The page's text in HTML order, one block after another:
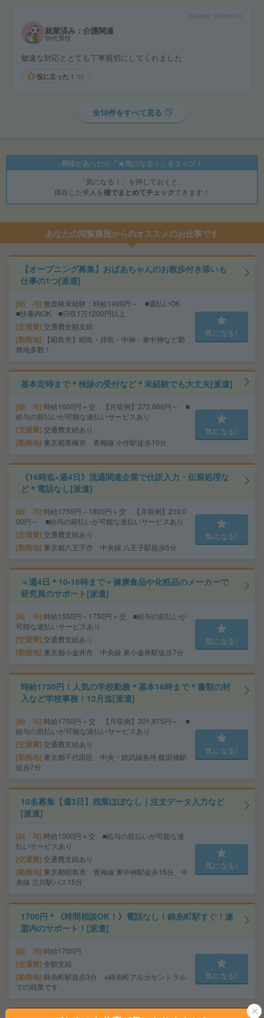
2024年07月
就業済み：介護関連
50代男性
敏速な対応ととても丁寧親切にしてくれました
役に立った！ 36
全10件をすべて見る
興味があったら「★気になる！」をタップ！
「気になる！」を押しておくと、
保存した求人を後でまとめてチェックできます！
あなたの閲覧履歴からのオススメのお仕事です
【オープニング募集】おばあちゃんのお散歩付き添いも
仕事の1つ[派遣]
給 与 無資格未経験：時給1400円～ ■週払いOK
■扶養内OK ■日収1万1200円以上
交通費 交通費全額支給
勤務地
【昭島市】昭島・拝島・中神・東中神など勤
務地多数！
気になる!
基本定時まで＊検診の受付など＊未経験でも大丈夫[派遣]
給 与 時給1600円＋交 【月収例】272,666円～ ■
給与の前払いが可能な速払いサービスあり
交通費 交通費支給あり
勤務地 東京都青梅市 青梅線 小作駅徒歩10分
気になる!
《16時迄×週4日》流通関連企業で仕訳入力・伝票処理な
ど＊電話なし[派遣]
給 与 時給1750円～1800円＋交 【月収例】210,0
00円～ ■給与の前払いが可能な速払いサービスあり
交通費 交通費支給あり
勤務地 東京都八王子市 中央線 八王子駅徒歩5分
気になる!
＜週4日＊10-16時まで＞健康食品や化粧品のメーカーで
研究員のサポート[派遣]
給 与 時給1550円～1750円＋交 ■給与の前払いが
可能な速払いサービスあり
交通費 交通費支給あり
勤務地 東京都小金井市 中央線 東小金井駅徒歩7分
気になる!
時給1750円！人気の学校勤務＊基本16時まで＊書類の封
入など学校事務！12月迄[派遣]
給 与 時給1750円＋交 【月収例】301,875円～ ■
給与の前払いが可能な速払いサービスあり
交通費 交通費支給あり
勤務地 東京都千代田区 中央・総武線各停 飯田橋駅
徒歩7分
気になる!
10名募集【週3日】残業ほぼなし｜注文データ入力など
[派遣]
給 与 時給1500円＋交 ■給与の前払いが可能な速
払いサービスあり
交通費 交通費支給あり
勤務地 東京都昭島市 青梅線 東中神駅徒歩15分、中
央線 立川駅バス15分
気になる!
1700円＊《時間相談OK！》電話なし！錦糸町駅すぐ！連
盟内のサポート！[派遣]
給 与 時給1700円
交通費 全額支給
勤務地 錦糸町駅徒歩3分 ※錦糸町アルカセントラル
での就業です
気になる!